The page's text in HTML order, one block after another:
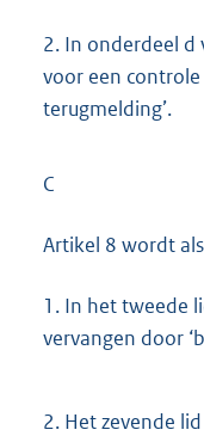
2. In onderdeel d
voor een
terugmelding’.
C
Artikel 8 wordt
1. In het tweede
vervangen door
2. Het zevende